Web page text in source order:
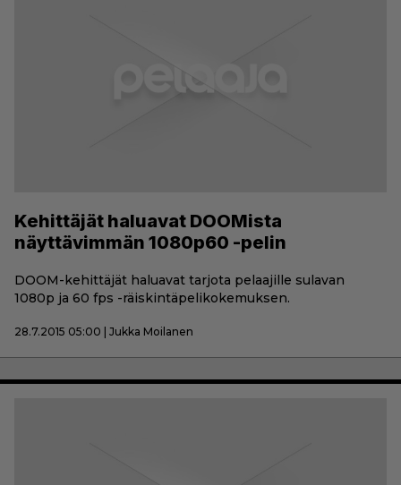
Kehittäjät haluavat DOOMista
näyttävimmän 1080p60 -pelin
DOOM-kehittäjät haluavat tarjota pelaajille sulavan
1080p ja 60 fps -räiskintäpelikokemuksen.
28.7.2015 05:00 | Jukka Moilanen